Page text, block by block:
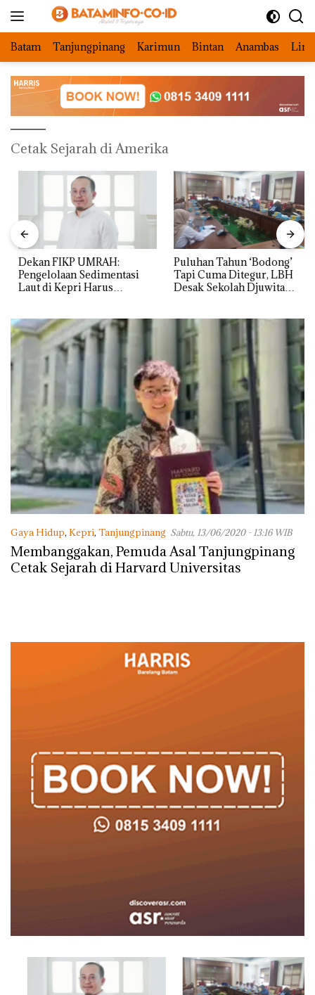
Batam Tanjungpinang Karimun Bintan Anambas
Cetak Sejarah di Amerika
Dekan FIKP UMRAH:
Pengelolaan Sedimentasi
Laut di Kepri Harus
dengan Konservasi
Puluhan Tahun ‘Bodong’
Tapi Cuma Ditegur, LBH
Desak Sekolah Djuwita
Gaya Hidup, Kepri, Tanjungpinang Sabtu, 13/06/2020 - 13:16 WIB
Membanggakan, Pemuda Asal Tanjungpinang
Cetak Sejarah di Harvard Universitas